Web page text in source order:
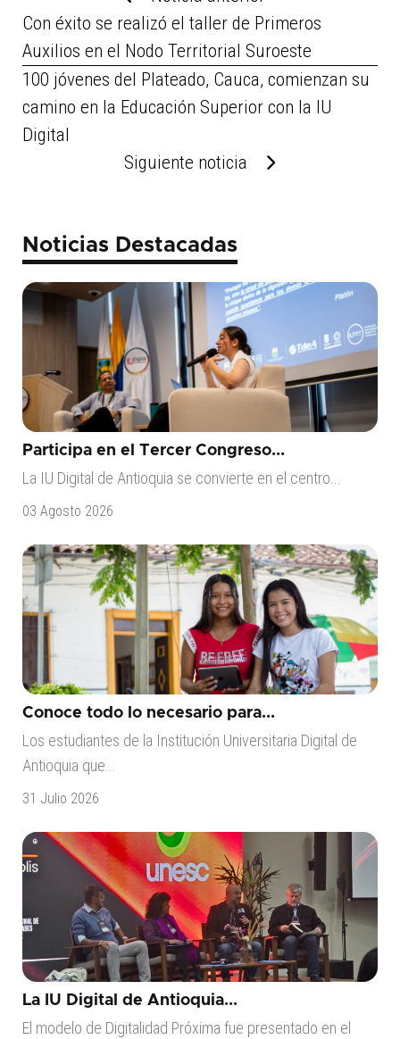
Con éxito se realizó el taller de Primeros
Auxilios en el Nodo Territorial Suroeste
100 jóvenes del Plateado, Cauca, comienzan su
camino en la Educación Superior con la IU
Digital
Siguiente noticia
Noticias Destacadas
Participa en el Tercer Congreso...
La IU Digital de Antioquia se convierte en el centro...
03 Agosto 2026
Conoce todo lo necesario para...
Los estudiantes de la Institución Universitaria Digital de
Antioquia que...
31 Julio 2026
La IU Digital de Antioquia...
El modelo de Digitalidad Próxima fue presentado en el